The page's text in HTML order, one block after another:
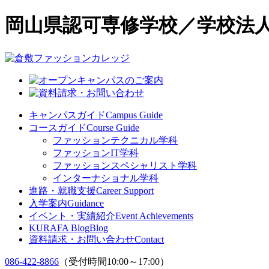
岡山県認可専修学校／学校法
キャンパスガイドCampus Guide
コースガイドCourse Guide
ファッションテクニカル学科
ファッションIT学科
ファッションスペシャリスト学科
インターナショナル学科
進路・就職支援Career Support
入学案内Guidance
イベント・実績紹介Event Achievements
KURAFA BlogBlog
資料請求・お問い合わせContact
086-422-8866 （受付時間10:00～17:00）